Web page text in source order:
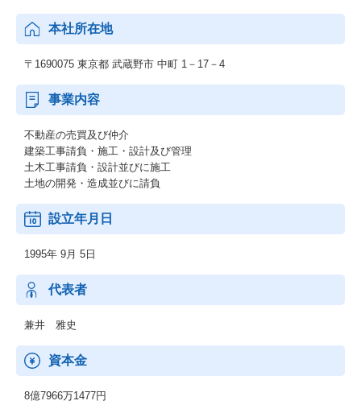
本社所在地
〒1690075 東京都 武蔵野市 中町 1－17－4
事業内容
不動産の売買及び仲介
建築工事請負・施工・設計及び管理
土木工事請負・設計並びに施工
土地の開発・造成並びに請負
設立年月日
1995年 9月 5日
代表者
兼井 雅史
資本金
8億7966万1477円